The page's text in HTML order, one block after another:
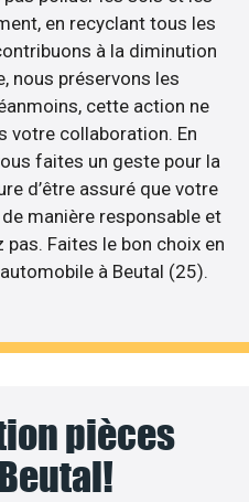
en recyclant tous les
à la diminution
nous préservons les
cette action ne
votre collaboration. En
faites un geste pour la
d’être assuré que votre
manière responsable et
pas. Faites le bon choix en
à Beutal (25).
pièces